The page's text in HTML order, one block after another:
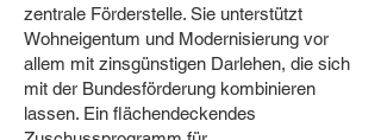
zentrale Förderstelle. Sie unterstützt
Wohneigentum und Modernisierung vor
allem mit zinsgünstigen Darlehen, die sich
mit der Bundesförderung kombinieren
lassen. Ein flächendeckendes